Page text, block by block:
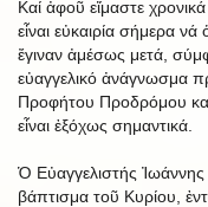
Καί ἀφοῦ εἴμαστε
εἶναι εὐκαιρία σήμερα
ἔγιναν ἀμέσως μετά,
εὐαγγελικό ἀνάγνωσμα
Προφήτου Προδρόμου
εἶναι ἐξόχως σημαντικά.
Ὁ Εὐαγγελιστής
βάπτισμα τοῦ Κυρίου,